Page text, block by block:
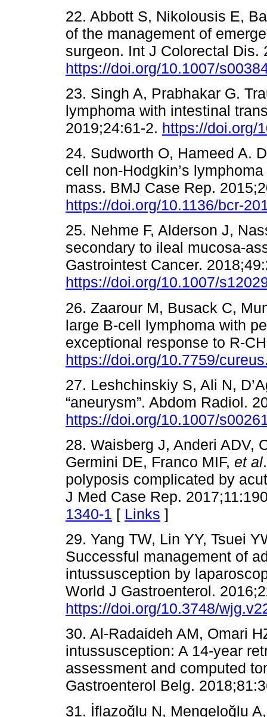
22. Abbott S, Nikolousis E,
of the management of
surgeon. Int J Colorectal Dis.
https://doi.org/10.1007/
23. Singh A, Prabhakar G.
lymphoma with intestinal
2019;24:61-2. https://doi.org/
24. Sudworth O, Hameed A.
cell non-Hodgkin’s
mass. BMJ Case Rep.
https://doi.org/10.1136/bcr-
25. Nehme F, Alderson J,
secondary to ileal mucosa-
Gastrointest Cancer.
https://doi.org/10.1007/
26. Zaarour M, Busack C,
large B-cell lymphoma with
exceptional response to R-
https://doi.org/10.7759/
27. Leshchinskiy S, Ali N,
“aneurysm”. Abdom Radiol.
https://doi.org/10.1007/
28. Waisberg J, Anderi ADV,
Germini DE, Franco MIF, et al
polyposis complicated by
J Med Case Rep.
1340-1 [ Links ]
29. Yang TW, Lin YY, Tsuei
Successful management of
intussusception by
World J Gastroenterol.
https://doi.org/10.3748/
30. Al-Radaideh AM, Omari
intussusception: A 14-year
assessment and computed
Gastroenterol Belg.
31. İflazoğlu N, Mengeloğlu